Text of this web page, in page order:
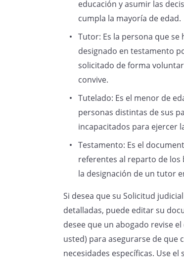
concreto, me he
parientes de los
preferentes para
4. Cumplo los
al encontrarme en
indicadas en los
con el certificado
Rebeldes, que se
educación y asumir las
cumpla la mayoría de edad.
Tutor: Es la persona que
designado en testamento
solicitado de forma
convive.
Tutelado: Es el menor de
personas distintas de sus
incapacitados para ejercer
Testamento: Es el
referentes al reparto de
la designación de un tutor
Si desea que su Solicitud
detalladas, puede editar su
desee que un abogado revise
usted) para asegurarse de que
necesidades específicas. Use el